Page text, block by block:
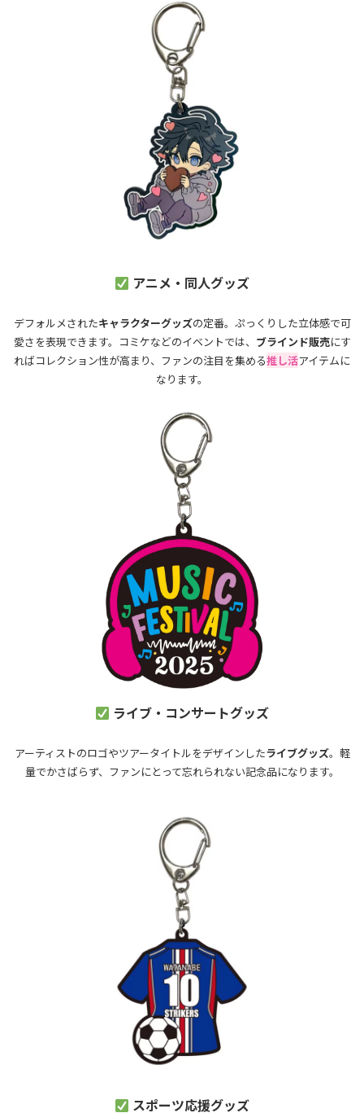
アニメ・同人グッズ
デフォルメされたキャラクターグッズの定番。ぷっくりした立体感で可
愛さを表現できます。コミケなどのイベントでは、 ブラインド販売にす
ればコレクション性が高まり、ファンの注目を集める推し活アイテムに
なります。
ライブ・コンサートグッズ
アーティストのロゴやツアータイトルをデザインしたライブグッズ。軽
量でかさばらず、ファンにとって忘れられない記念品になります。
スポーツ応援グッズ